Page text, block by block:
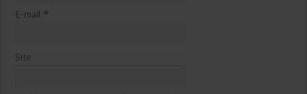
E-mail *
Site